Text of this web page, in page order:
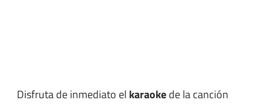
Disfruta de inmediato el karaokede la canción